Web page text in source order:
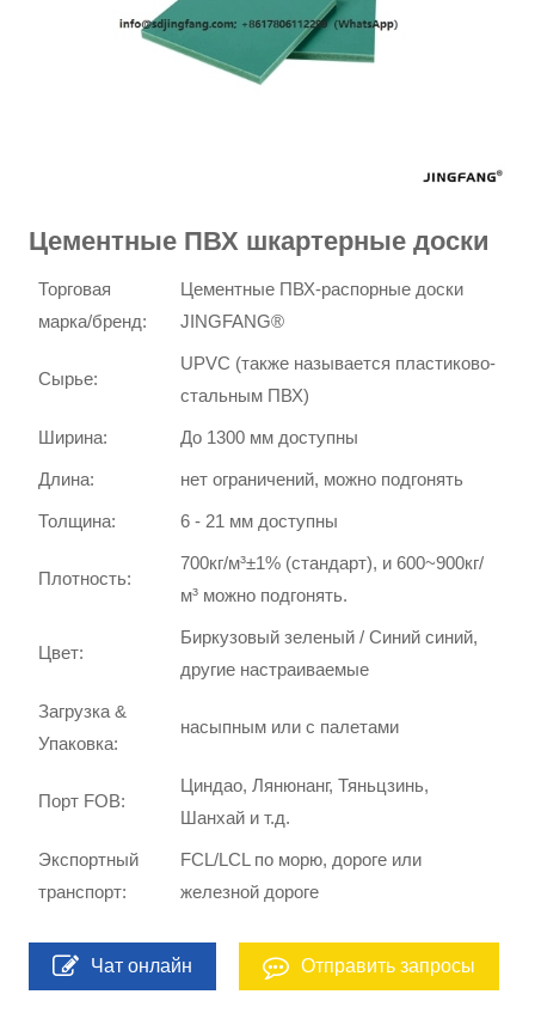
Цементные ПВХ шкартерные доски
Торговая
марка/бренд:
Цементные ПВХ-распорные доски
JINGFANG®
Сырье:
UPVC (также называется пластиково-
стальным ПВХ)
Ширина: До 1300 мм доступны
Длина: нет ограничений, можно подгонять
Толщина: 6 - 21 мм доступны
Плотность:
700кг/м³±1% (стандарт), и 600~900кг/
м³ можно подгонять.
Цвет:
Биркузовый зеленый / Синий синий,
другие настраиваемые
Загрузка &
Упаковка:
насыпным или с палетами
Порт FOB:
Циндао, Лянюнанг, Тяньцзинь,
Шанхай и т.д.
Экспортный
транспорт:
FCL/LCL по морю, дороге или
железной дороге
Чат онлайн Отправить запросы